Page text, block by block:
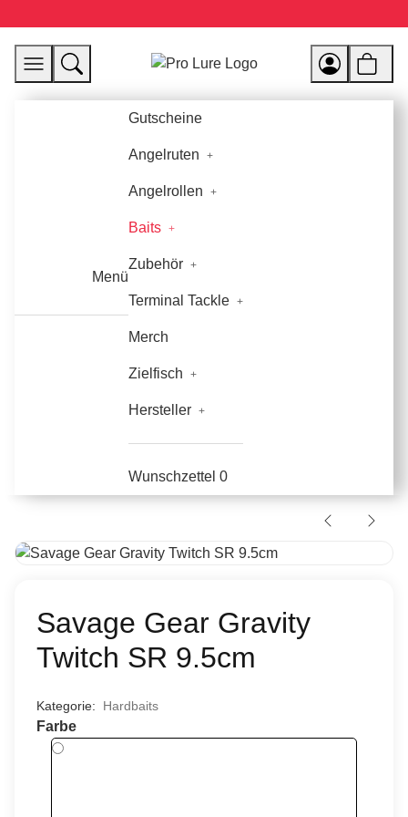
Menü
Gutscheine
Angelruten
Angelrollen
Baits
Zubehör
Terminal Tackle
Merch
Zielfisch
Hersteller
Wunschzettel 0
Savage Gear Gravity
Twitch SR 9.5cm
Kategorie: Hardbaits
Farbe